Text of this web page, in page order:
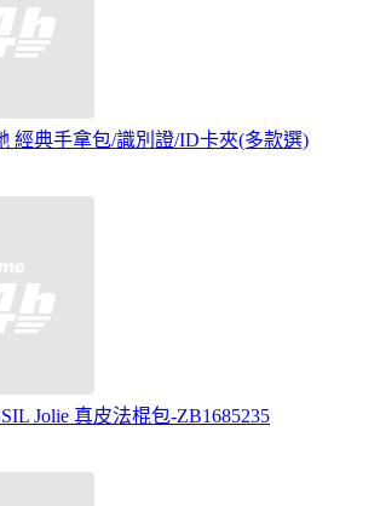
經典手拿包/識別證/ID卡夾(多款選)
Jolie 真皮法棍包-ZB1685235